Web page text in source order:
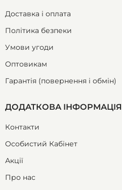
Доставка і оплата
Політика безпеки
Умови угоди
Оптовикам
Гарантія (повернення і обмін)
ДОДАТКОВА ІНФОРМАЦІЯ
Контакти
Особистий Кабінет
Акції
Про нас